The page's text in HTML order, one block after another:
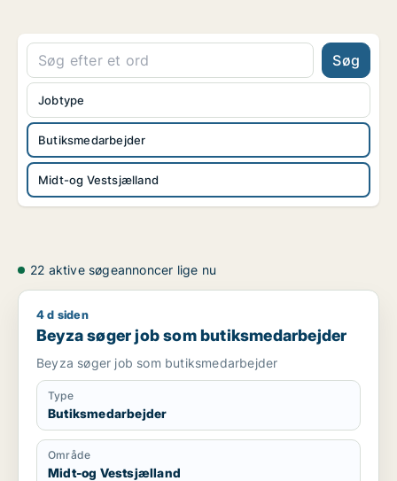
Søg
Butiksmedarbejder
Midt-og Vestsjælland
Jobtype
22 aktive søgeannoncer lige nu
Beyza søger job som butiksmedarbejder
4 d siden
Beyza søger job som butiksmedarbejder
Beyza søger job som butiksmedarbejder
Type
Butiksmedarbejder
Område
Midt-og Vestsjælland